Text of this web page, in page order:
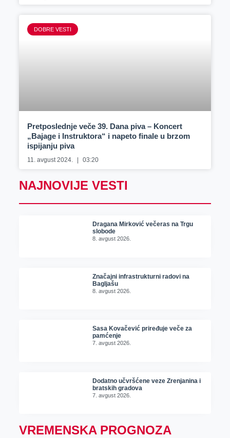
DOBRE VESTI
Pretposlednje veče 39. Dana piva – Koncert
„Bajage i Instruktora“ i napeto finale u brzom
ispijanju piva
11. avgust 2024. 03:20
NAJNOVIJE VESTI
Dragana Mirković večeras na Trgu
slobode
8. avgust 2026.
Značajni infrastrukturni radovi na
Bagljašu
8. avgust 2026.
Sasa Kovačević priređuje veče za
pamćenje
7. avgust 2026.
Dodatno učvršćene veze Zrenjanina i
bratskih gradova
7. avgust 2026.
VREMENSKA PROGNOZA